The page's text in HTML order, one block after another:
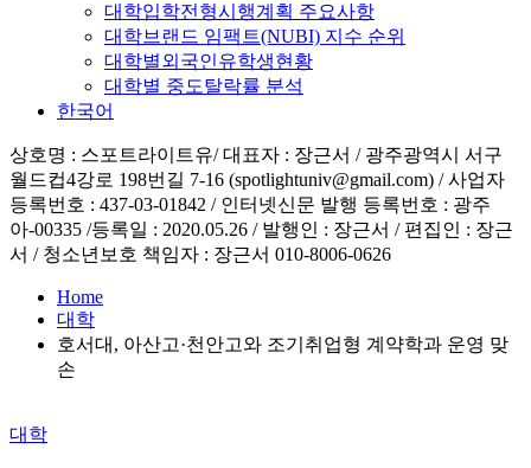
대학입학전형시행계획 주요사항
대학브랜드 임팩트(NUBI) 지수 순위
대학별외국인유학생현황
대학별 중도탈락률 분석
한국어
상호명 : 스포트라이트유/ 대표자 : 장근서 / 광주광역시 서구
월드컵4강로 198번길 7-16 (spotlightuniv@gmail.com) / 사업자
등록번호 : 437-03-01842 / 인터넷신문 발행 등록번호 : 광주
아-00335 /등록일 : 2020.05.26 / 발행인 : 장근서 / 편집인 : 장근
서 / 청소년보호 책임자 : 장근서 010-8006-0626
Home
대학
호서대, 아산고·천안고와 조기취업형 계약학과 운영 맞
손
Posted
대학